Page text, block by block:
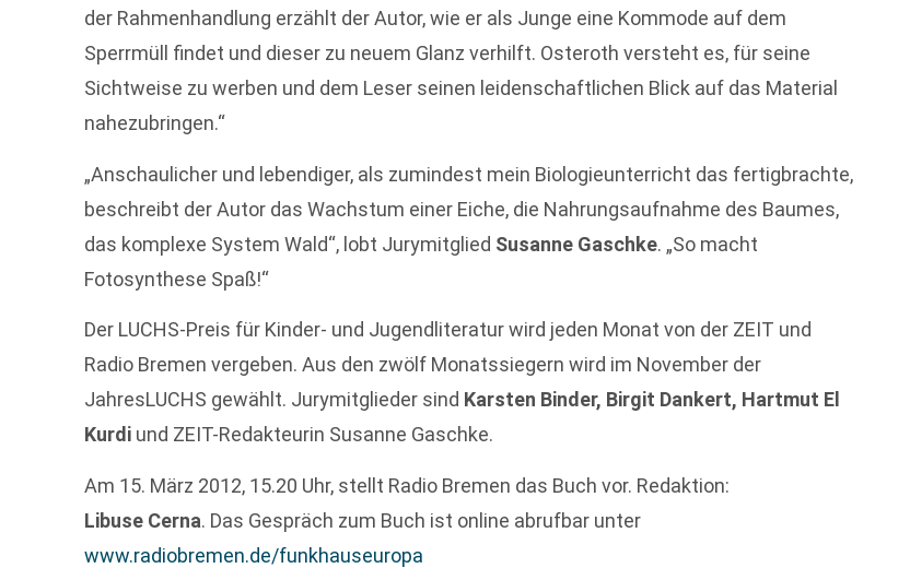
der Rahmenhandlung erzählt der Autor, wie er als Junge eine Kommode auf dem
Sperrmüll findet und dieser zu neuem Glanz verhilft. Osteroth versteht es, für seine
Sichtweise zu werben und dem Leser seinen leidenschaftlichen Blick auf das Material
nahezubringen.“
„Anschaulicher und lebendiger, als zumindest mein Biologieunterricht das fertigbrachte,
beschreibt der Autor das Wachstum einer Eiche, die Nahrungsaufnahme des Baumes,
das komplexe System Wald“, lobt Jurymitglied Susanne Gaschke. „So macht
Fotosynthese Spaß!“
Der LUCHS-Preis für Kinder- und Jugendliteratur wird jeden Monat von der ZEIT und
Radio Bremen vergeben. Aus den zwölf Monatssiegern wird im November der
JahresLUCHS gewählt. Jurymitglieder sind Karsten Binder, Birgit Dankert, Hartmut El
Kurdi und ZEIT-Redakteurin Susanne Gaschke.
Am 15. März 2012, 15.20 Uhr, stellt Radio Bremen das Buch vor. Redaktion:
Libuse Cerna. Das Gespräch zum Buch ist online abrufbar unter
www.radiobremen.de/funkhauseuropa